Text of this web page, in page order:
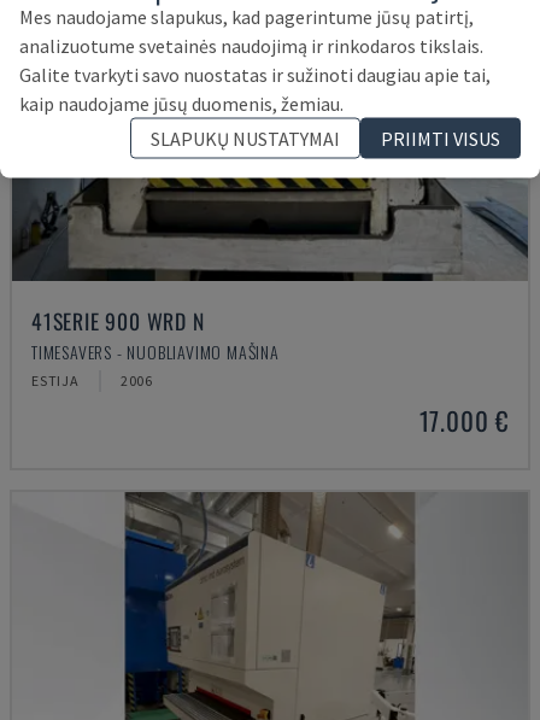
41SERIE 900 WRD N
TIMESAVERS - NUOBLIAVIMO MAŠINA
ESTIJA 2006
17.000 €
Mes naudojame slapukus, kad pagerintume jūsų patirtį,
analizuotume svetainės naudojimą ir rinkodaros tikslais.
Galite tvarkyti savo nuostatas ir sužinoti daugiau apie tai,
kaip naudojame jūsų duomenis, žemiau.
SLAPUKŲ NUSTATYMAI
PRIIMTI VISUS